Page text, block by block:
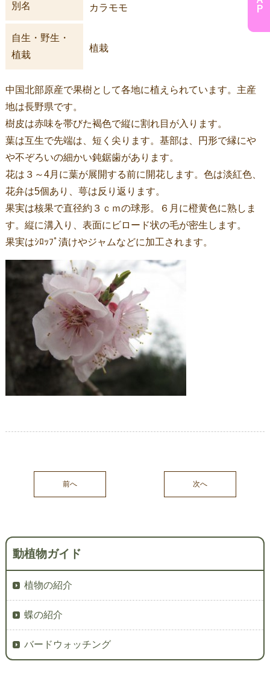
別名 カラモモ
自生・野生・
植栽
植栽
中国北部原産で果樹として各地に植えられています。主産
地は長野県です。
樹皮は赤味を帯びた褐色で縦に割れ目が入ります。
葉は互生で先端は、短く尖ります。基部は、円形で縁にや
や不ぞろいの細かい鈍鋸歯があります。
花は３～4月に葉が展開する前に開花します。色は淡紅色、
花弁は5個あり、萼は反り返ります。
果実は核果で直径約３ｃｍの球形。６月に橙黄色に熟しま
す。縦に溝入り、表面にビロード状の毛が密生します。
果実はｼﾛｯﾌﾟ漬けやジャムなどに加工されます。
前へ 次へ
動植物ガイド
植物の紹介
蝶の紹介
バードウォッチング